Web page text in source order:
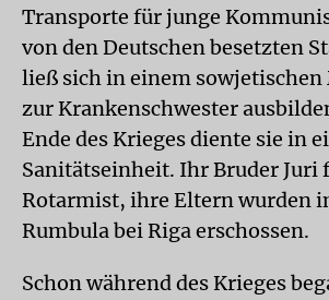
Transporte für junge
von den Deutschen besetzten
ließ sich in einem
zur Krankenschwester
Ende des Krieges diente sie in
Sanitätseinheit. Ihr Bruder Juri
Rotarmist, ihre Eltern wurden
Rumbula bei Riga erschossen.
Schon während des Krieges